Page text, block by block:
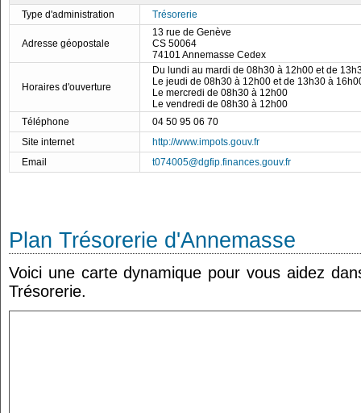
Type d'administration Trésorerie
Adresse géopostale
13 rue de Genève
CS 50064
74101 Annemasse Cedex
Horaires d'ouverture
Du lundi au mardi de 08h30 à 12h00 et de
Le jeudi de 08h30 à 12h00 et de 13h30 à
Le mercredi de 08h30 à 12h00
Le vendredi de 08h30 à 12h00
Téléphone
04 50 95 06 70
Site internet
http://www.impots.gouv.fr
Email
t074005@dgfip.finances.gouv.fr
Plan Trésorerie d'Annemasse
Voici une carte dynamique pour vous aidez
Trésorerie.